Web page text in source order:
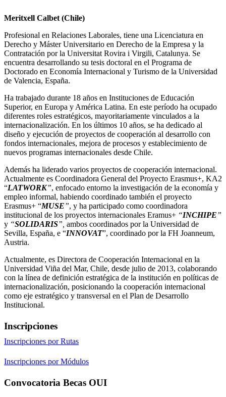
Meritxell Calbet (Chile)
Profesional en Relaciones Laborales, tiene una Licenciatura en
Derecho y Máster Universitario en Derecho de la Empresa y la
Contratación por la Universitat Rovira i Virgili, Catalunya. Se
encuentra desarrollando su tesis doctoral en el Programa de
Doctorado en Economía Internacional y Turismo de la Universidad
de Valencia, España.
Ha trabajado durante 18 años en Instituciones de Educación
Superior, en Europa y América Latina. En este período ha ocupado
diferentes roles estratégicos, mayoritariamente vinculados a la
internacionalización. En los últimos 10 años, se ha dedicado al
diseño y ejecución de proyectos de cooperación al desarrollo con
fondos internacionales, mejora de procesos y establecimiento de
nuevos programas internacionales desde Chile.
Además ha liderado varios proyectos de cooperación internacional.
Actualmente es Coordinadora General del Proyecto Erasmus+, KA2
“LATWORK”, enfocado entorno la investigación de la economía y
empleo informal, habiendo coordinado también el proyecto
Erasmus+ “MUSE”, y ha participado como coordinadora
institucional de los proyectos internacionales Eramus+ “INCHIPE”
y “SOLIDARIS”, ambos coordinados por la Universidad de
Sevilla, España, e “INNOVAT”, coordinado por la FH Joanneum,
Austria.
Actualmente, es Directora de Cooperación Internacional en la
Universidad Viña del Mar, Chile, desde julio de 2013, colaborando
con la línea de definición estratégica de la institución en políticas de
internacionalización, posicionando la cooperación internacional
como eje estratégico y transversal en el Plan de Desarrollo
Institucional.
Inscripciones
Inscripciones por Rutas
Inscripciones por Módulos
Convocatoria Becas OUI